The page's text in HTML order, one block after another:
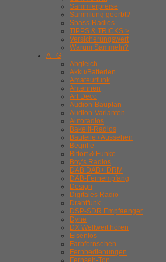
Sammlerpreise
Sammlung geerbt?
Spass-Radios
TIPPS & TRICKS >
Versicherungswert
Warum Sammeln?
A - G
Abgleich
Akku/Batterien
Amateurfunk
Antennen
Art Deco
Audion-Bauplan
Audion-Varianten
Autoradios
Bakelit-Radios
Bauteile / Aussehen
Begriffe
Bittorf & Funke
Boy's Radios
DAB DAB+ DRM
DAB-Fernempfang
Design
Digitales Radio
Drahtfunk
DSP-SDR Empfaenger
Dyne
DX Weltweit hören
Eisenlos
Farbfernsehen
Fernbedienungen
Fernseh-Ton